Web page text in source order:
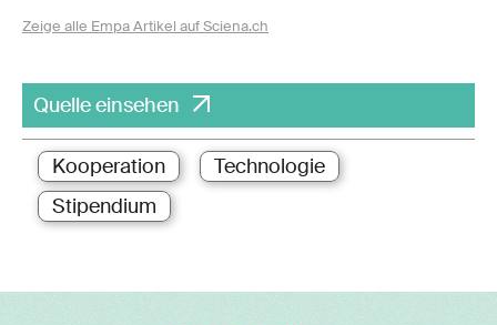
Zeige alle Empa Artikel auf Sciena.ch
Quelle einsehen
Kooperation
Technologie
Stipendium